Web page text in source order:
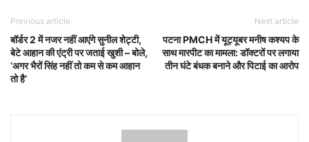
Previous article
बॉर्डर 2 में नजर नहीं आएंगे सुनील शेट्टी,
बेटे आहान की एंट्री पर जताई खुशी – बोले,
‘अगर भैरों सिंह नहीं तो कम से कम आहान
तो है’
Next article
पटना PMCH में यूट्यूबर मनीष कश्यप के
साथ मारपीट का मामला: डॉक्टरों पर लगाया
तीन घंटे बंधक बनाने और पिटाई का आरोप